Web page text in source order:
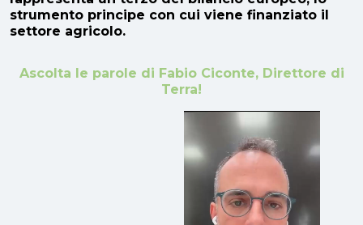
strumento principe con cui viene finanziato il
settore agricolo.
Ascolta le parole di Fabio Ciconte, Direttore di
Terra!